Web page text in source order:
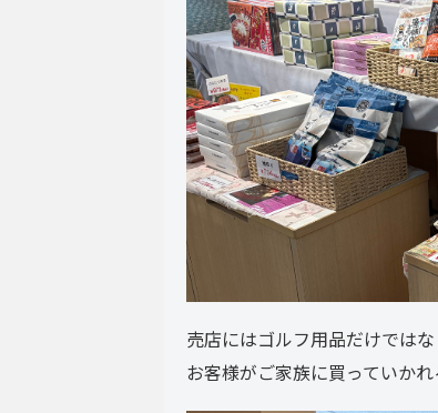
売店にはゴルフ用品だけでは
お客様がご家族に買っていかれ